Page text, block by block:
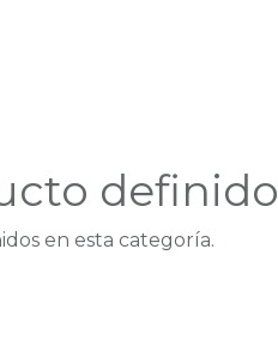
definido
en esta categoría.